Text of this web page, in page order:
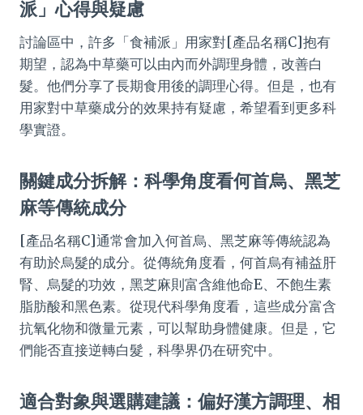
派」心得與疑慮
討論區中，許多「食補派」用家對[產品名稱C]抱有
期望，認為中草藥可以由內而外調理身體，改善白
髮。他們分享了長期食用後的調理心得。但是，也有
用家對中草藥成分的效果持有疑慮，希望看到更多科
學實證。
關鍵成分拆解：科學角度看何首烏、黑芝
麻等傳統成分
[產品名稱C]通常會加入何首烏、黑芝麻等傳統認為
有助於烏髮的成分。從傳統角度看，何首烏有補益肝
腎、烏髮的功效，黑芝麻則富含維他命E、不飽生素
脂肪酸和黑色素。從現代科學角度看，這些成分富含
抗氧化物和微量元素，可以幫助身體健康。但是，它
們能否直接逆轉白髮，科學界仍在研究中。
適合對象與選購建議：偏好漢方調理、相